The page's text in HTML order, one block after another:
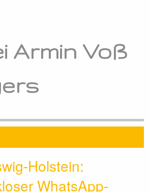
Armin Voß
Holstein:
WhatsApp-